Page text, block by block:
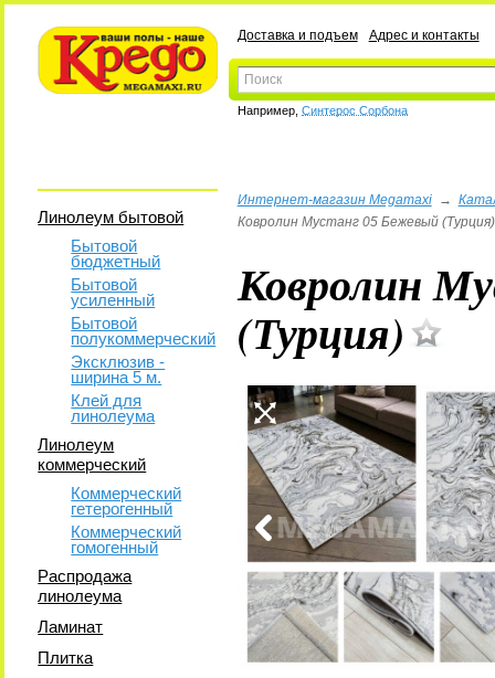
Доставка и подъем Адрес и контакты
Например, Синтерос Сорбона
Линолеум бытовой
Бытовой
бюджетный
Бытовой
усиленный
Бытовой
полукоммерческий
Эксклюзив -
ширина 5 м.
Клей для
линолеума
Линолеум
коммерческий
Коммерческий
гетерогенный
Коммерческий
гомогенный
Распродажа
линолеума
Ламинат
Плитка
Интернет-магазин Megamaxi→
Ковролин Мустанг 05 Бежевый (Турция)
Ковролин
(Турция)